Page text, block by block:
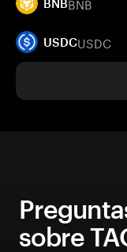
BNB
USDCUSDC
sobre